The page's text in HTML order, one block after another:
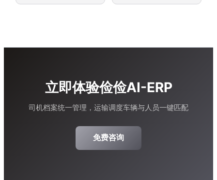
立即体验俭俭AI-ERP
司机档案统一管理，运输调度车辆与人员一键匹配
免费咨询